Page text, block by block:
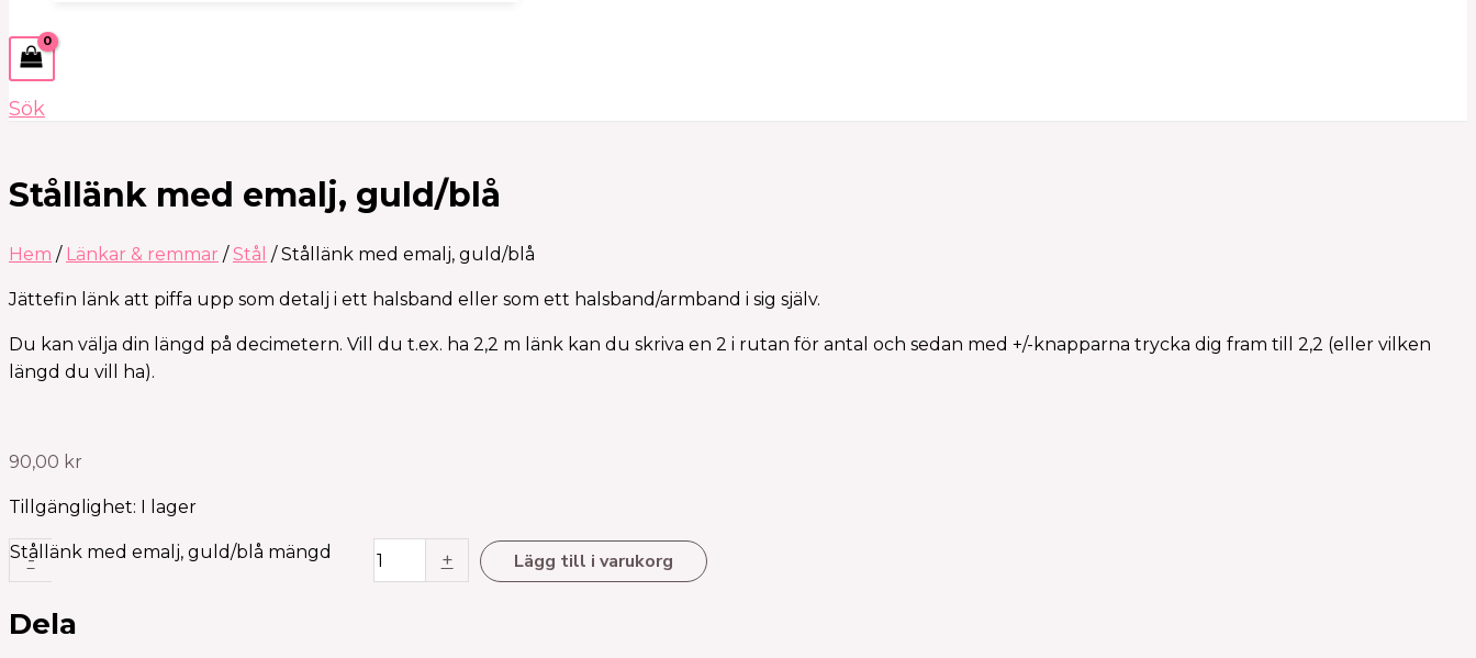
Sök
Stållänk med emalj, guld/blå
Hem / Länkar & remmar /Stål / Stållänk med emalj, guld/blå
Jättefin länk att piffa upp som detalj i ett halsband eller som ett halsband/armband i sig själv.
Du kan välja din längd på decimetern. Vill du t.ex. ha 2,2 m länk kan du skriva en 2 i rutan för antal och sedan med +/-knapparna trycka dig fram till 2,2 (eller vilken
längd du vill ha).
90,00 kr
Tillgänglighet: I lager
-
Stållänk med emalj, guld/blå mängd + Lägg till i varukorg
Dela